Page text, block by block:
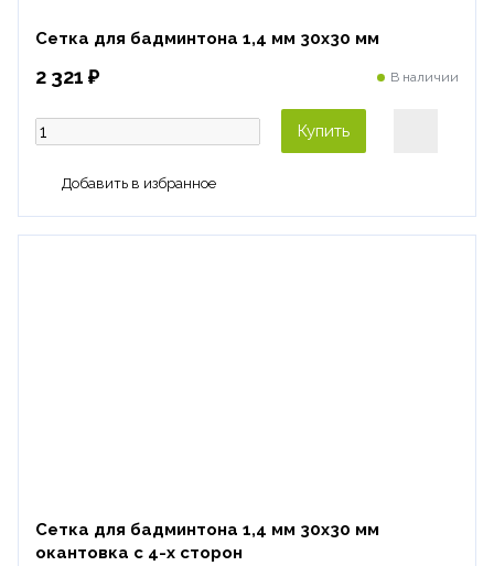
Сетка для бадминтона 1,4 мм 30х30 мм
2 321 ₽ В наличии
Купить
Сетка для бадминтона 1,4 мм 30х30 мм
окантовка с 4-х сторон